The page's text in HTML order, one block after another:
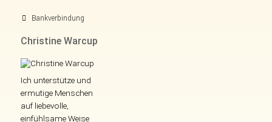
Bankverbindung
Christine Warcup
Ich unterstütze und
ermutige Menschen
auf liebevolle,
einfühlsame Weise